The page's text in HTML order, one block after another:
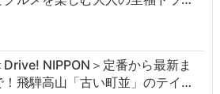
Drive! NIPPON＞定番から最新ま
！飛騨高山「古い町並」のテイ…